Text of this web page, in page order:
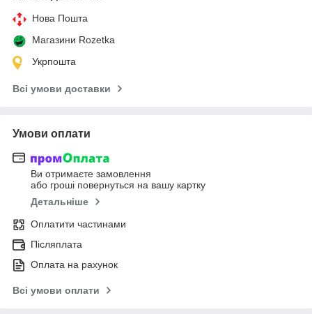
Нова Пошта
Магазини Rozetka
Укрпошта
Всі умови доставки
Умови оплати
Ви отримаєте замовлення
або гроші повернуться на вашу картку
Детальніше
Оплатити частинами
Післяплата
Оплата на рахунок
Всі умови оплати